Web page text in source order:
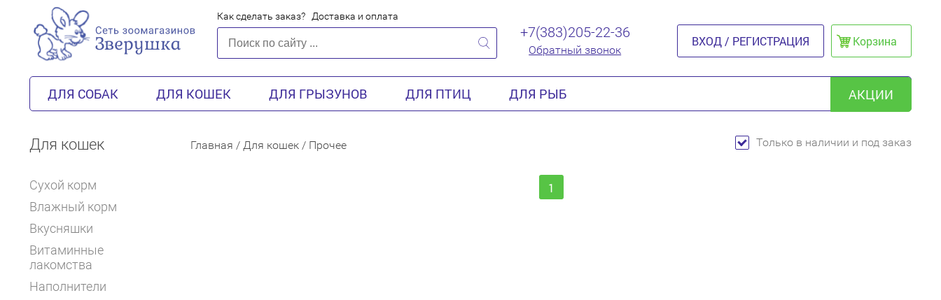
Как сделать заказ? Доставка и оплата
+7(383)205-22-36
Обратный звонок
ВХОД / РЕГИСТРАЦИЯ Корзина
ДЛЯ СОБАК ДЛЯ КОШЕК ДЛЯ ГРЫЗУНОВ ДЛЯ ПТИЦ ДЛЯ РЫБ АКЦИИ
Для кошек
Сухой корм
Влажный корм
Вкусняшки
Витаминные
лакомства
Наполнители
Главная / Для кошек / Прочее Только в наличии и под заказ
1